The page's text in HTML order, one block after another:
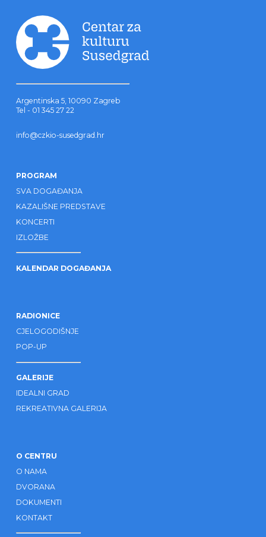
Argentinska 5, 10090 Zagreb
Tel - 01 345 27 22
info@czkio-susedgrad.hr
PROGRAM
SVA DOGAĐANJA
KAZALIŠNE PREDSTAVE
KONCERTI
IZLOŽBE
KALENDAR DOGAĐANJA
RADIONICE
CJELOGODIŠNJE
POP-UP
GALERIJE
IDEALNI GRAD
REKREATIVNA GALERIJA
O CENTRU
O NAMA
DVORANA
DOKUMENTI
KONTAKT